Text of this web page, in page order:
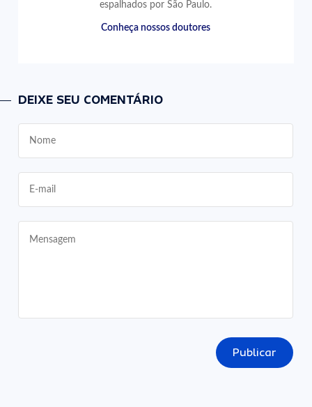
espalhados por São Paulo.
Conheça nossos doutores
DEIXE SEU COMENTÁRIO
Publicar